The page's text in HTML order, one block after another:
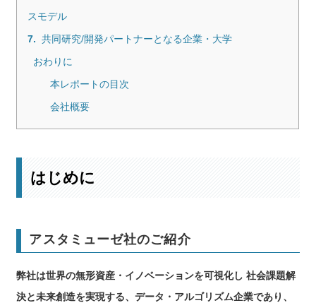
スモデル
7. 共同研究/開発パートナーとなる企業・大学
おわりに
本レポートの目次
会社概要
はじめに
アスタミューゼ社のご紹介
弊社は世界の無形資産・イノベーションを可視化し 社会課題解
決と未来創造を実現する、データ・アルゴリズム企業であり、